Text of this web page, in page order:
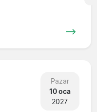
Pazar
10 oca
2027